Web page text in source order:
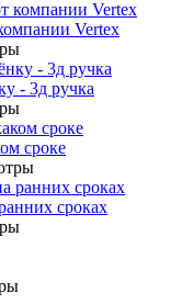
Vertex
- 3д ручка
сроке
сроках